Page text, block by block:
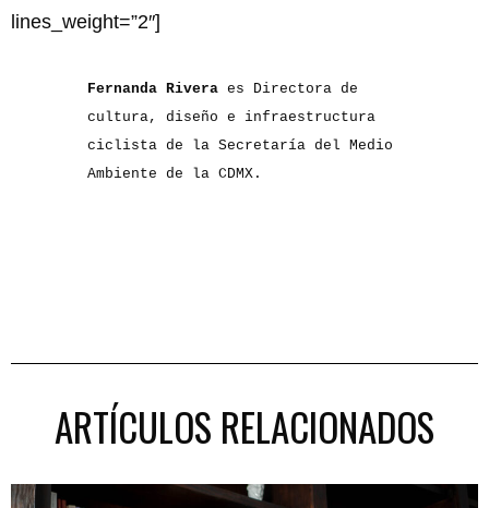
lines_weight=”2″]
Fernanda Rivera es Directora de
cultura, diseño e infraestructura
ciclista de la Secretaría del Medio
Ambiente de la CDMX.
ARTÍCULOS RELACIONADOS